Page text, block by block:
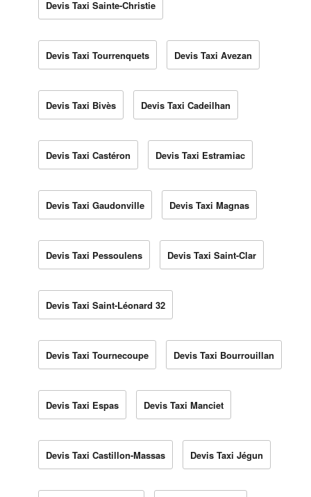
Devis Taxi Sainte-Christie
Devis Taxi Tourrenquets Devis Taxi Avezan
Devis Taxi Bivès Devis Taxi Cadeilhan
Devis Taxi Castéron Devis Taxi Estramiac
Devis Taxi Gaudonville Devis Taxi Magnas
Devis Taxi Pessoulens Devis Taxi Saint-Clar
Devis Taxi Saint-Léonard 32
Devis Taxi Tournecoupe Devis Taxi Bourrouillan
Devis Taxi Espas Devis Taxi Manciet
Devis Taxi Castillon-Massas Devis Taxi Jégun